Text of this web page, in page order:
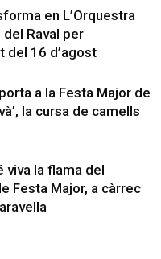
en L’Orquestra
Raval per
del 16 d’agost
a la Festa Major de
la cursa de camells
viva la flama del
Festa Major, a càrrec